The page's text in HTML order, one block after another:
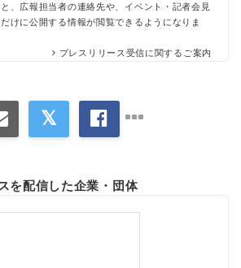
、広報担当者の連絡先や、イベント・記者会見
けに公開する情報が閲覧できるようになりま
プレスリリース受信に関するご案内
を配信した企業・団体